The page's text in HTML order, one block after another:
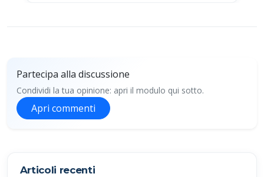
Partecipa alla discussione
Condividi la tua opinione: apri il modulo qui sotto.
Apri commenti
Articoli recenti